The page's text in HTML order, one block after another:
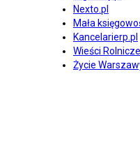
Nexto.pl
Mała
Kancelarierp.pl
Wieści Rolnicze
Życie